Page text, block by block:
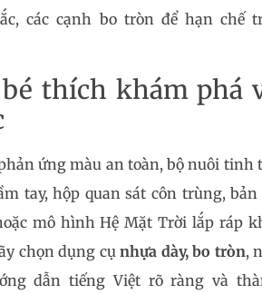
các cạnh bo tròn để hạn chế
bé thích khám phá
ứng màu an toàn, bộ nuôi tinh
tay, hộp quan sát côn trùng, bản
mô hình Hệ Mặt Trời lắp ráp
chọn dụng cụnhựa dày, bo tròn,
dẫn tiếng Việt rõ ràng và